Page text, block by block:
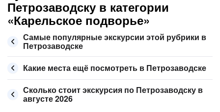
Петрозаводску в категории
«Карельское подворье»
Самые популярные экскурсии этой рубрики в
Петрозаводске
Какие места ещё посмотреть в Петрозаводске
Сколько стоит экскурсия по Петрозаводску в
августе 2026